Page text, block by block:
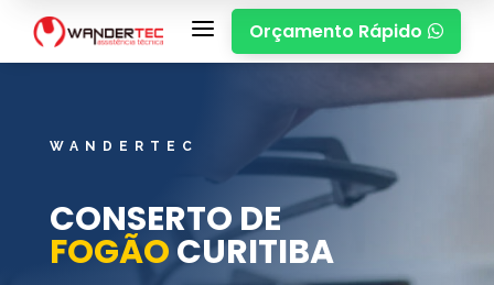
a Orçamento Rápido 
WANDERTEC
CONSERTO DE
FOGÃOCURITIBA